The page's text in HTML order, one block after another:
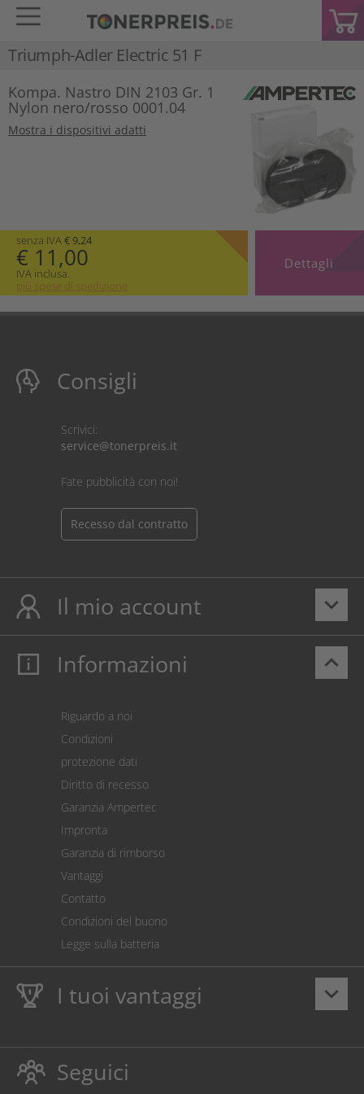
Triumph-Adler Electric 51 F
Kompa. Nastro DIN 2103 Gr. 1
Nylon nero/rosso 0001.04
Mostra i dispositivi adatti
senza IVA€ 9,24
€ 11,00
IVA inclusa.
più spese di spedizione
Dettagli
Consigli
Scrivici:
service@tonerpreis.it
Fate pubblicità con noi!
Recesso dal contratto
keyboard_arrow_down
Il mio account
Il mio account
Pagamento
Restituzione della merce
Calcolatore dei costi
Impostazioni dei cookie
keyboard_arrow_up
Informazioni
Riguardo a noi
Condizioni
protezione dati
Diritto di recesso
Garanzia Ampertec
Impronta
Garanzia di rimborso
Vantaggi
Contatto
Condizioni del buono
Legge sulla batteria
keyboard_arrow_down
I tuoi vantaggi
Dieci anniGaranzia Ampertecsu toner e inchiostro
Rispettoso dellambiente evitando gli sprechi.
Seguici